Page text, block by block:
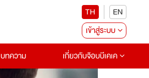
TH
EN
เข้าสู่ระบบ
บทความ เกี่ยวกับจ๊อบบีเคเค